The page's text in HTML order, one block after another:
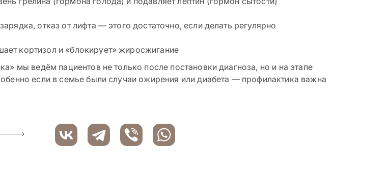
отказ от лифта — этого достаточно, если делать регулярно
кортизол и «блокирует» жиросжигание
мы ведём пациентов не только после постановки диагноза, но и на этапе
если в семье были случаи ожирения или диабета — профилактика важна